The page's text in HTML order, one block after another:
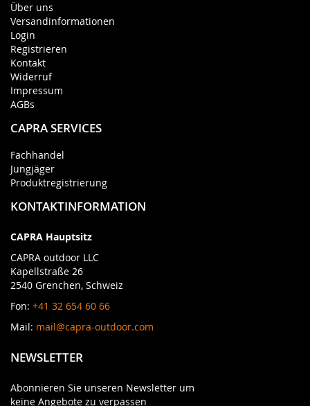
Über uns
Versandinformationen
Login
Registrieren
Kontakt
Widerruf
Impressum
AGBs
CAPRA SERVICES
Fachhandel
Jungjäger
Produktregistrierung
KONTAKTINFORMATION
CAPRA Hauptsitz
CAPRA outdoor LLC
Kapellstraße 26
2540 Grenchen, Schweiz
Fon: +41 32 654 60 66
Mail: mail@capra-outdoor.com
NEWSLETTER
Abonnieren Sie unseren Newsletter um
keine Angebote zu verpassen